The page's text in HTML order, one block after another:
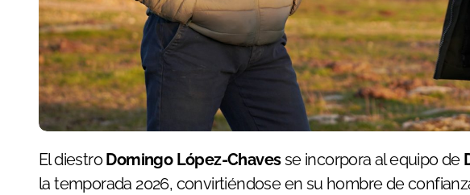
El diestroDomingo López-Chavesse incorpora al equipo de
la temporada 2026, convirtiéndose en su hombre de